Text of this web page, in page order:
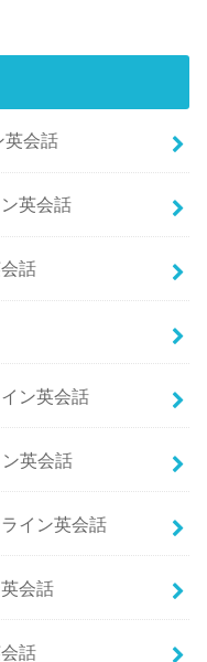
英会話
英会話
話
ン英会話
英会話
イン英会話
会話
話